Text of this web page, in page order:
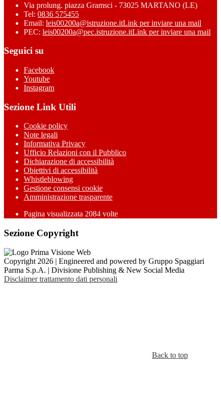
Via prolung. piazza Gramsci - 73025 MARTANO (LE)
Tel: 0836 575455
Email: leis00200a@istruzione.itLink per inviare una mail
PEC: leis00200a@pec.istruzione.itLink per inviare una mail
Seguici su
Facebook
Youtube
Instagram
Sezione Link Utili
Cookie policy
Note legali
Informativa Privacy
Ufficio Relazioni con il Pubblico
Dichiarazione di accessibilità
Obiettivi di accessibilità
Whistleblowing
Gestione consensi cookie
Amministrazione trasparente
Pagina visualizzata 2084 volte
Sezione Copyright
Copyright 2026 | Engineered and powered by Gruppo Spaggiari
Parma S.p.A. | Divisione Publishing & New Social Media
Disclaimer trattamento dati personali
Back to top